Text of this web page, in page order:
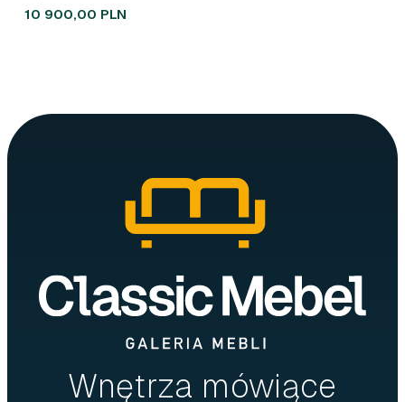
10 900,00 PLN
Wnętrza mówiące